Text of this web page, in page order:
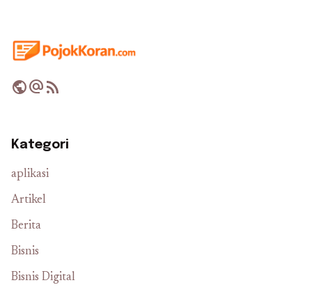
publicalternate_emailrss_feed
Kategori
aplikasi
Artikel
Berita
Bisnis
Bisnis Digital